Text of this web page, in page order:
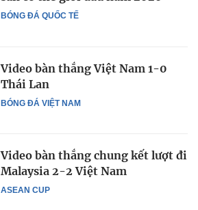
BÓNG ĐÁ QUỐC TẾ
BÓNG ĐÁ VIỆT NAM
Video bàn thắng Việt Nam 1-0
Thái Lan
ASEAN CUP
Video bàn thắng chung kết lượt đi
Malaysia 2-2 Việt Nam